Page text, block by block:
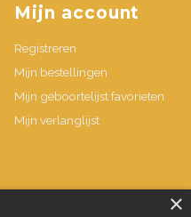
Mijn account
Registreren
Mijn bestellingen
Mijn geboortelijst favorieten
Mijn verlanglijst
×